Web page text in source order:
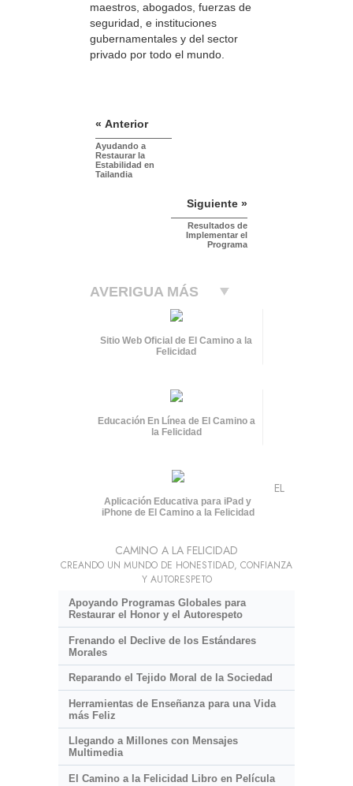
maestros, abogados, fuerzas de
seguridad, e instituciones
gubernamentales y del sector
privado por todo el mundo.
« Anterior
Ayudando a
Restaurar la
Estabilidad en
Tailandia
Siguiente »
Resultados de
Implementar el
Programa
AVERIGUA MÁS
Sitio Web Oficial de El Camino a la
Felicidad
Educación En Línea de El Camino a
la Felicidad
Aplicación Educativa para iPad y
iPhone de El Camino a la Felicidad
EL
CAMINO A LA FELICIDAD
CREANDO UN MUNDO DE HONESTIDAD, CONFIANZA
Y AUTORESPETO
Apoyando Programas Globales para
Restaurar el Honor y el Autorespeto
Frenando el Declive de los Estándares
Morales
Reparando el Tejido Moral de la Sociedad
Herramientas de Enseñanza para una Vida
más Feliz
Llegando a Millones con Mensajes
Multimedia
El Camino a la Felicidad Libro en Película